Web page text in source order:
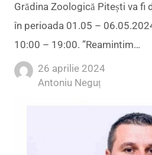
Grădina Zoologică Pitești va fi
în perioada 01.05 –
10:00 – 19:00. ”Reamintim…
26 aprilie 2024
Author
Antoniu Neguț